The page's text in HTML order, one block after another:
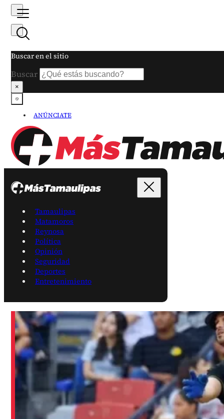
Buscar en el sitio
Buscar
×
ANÚNCIATE
Tamaulipas
Matamoros
Reynosa
Política
Opinión
Seguridad
Deportes
Entretenimiento